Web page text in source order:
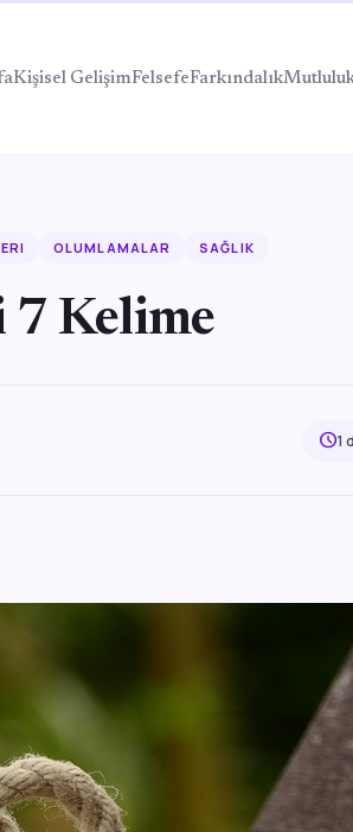
Kişisel GelişimFelsefeFarkındalık
OLUMLAMALAR SAĞLIK
7 Kelime
schedule1